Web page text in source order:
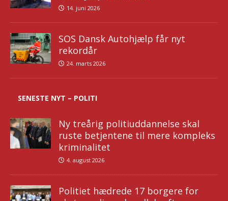
14. juni 2026
SOS Dansk Autohjælp får nyt
rekordår
24. marts 2026
SENESTE NYT – POLITI
Ny treårig politiuddannelse skal
ruste betjentene til mere kompleks
kriminalitet
4. august 2026
Politiet hædrede 17 borgere for